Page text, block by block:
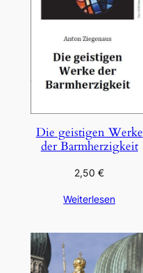
Die geistigen Werke
der Barmherzigkeit
2,50€
Weiterlesen